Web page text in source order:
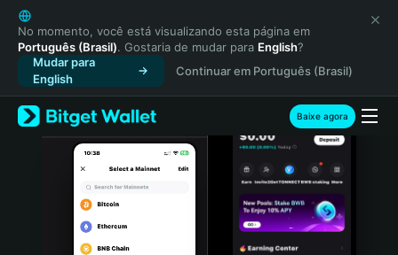
English
日本語
Tiếng Việt
Русский
Español (Latinoamérica)
Türkçe
Italiano
Português (Portugal)
No momento, você está visualizando esta página em
Português (Brasil). Gostaria de mudar para English?
Mudar para
English
Continuar em Português (Brasil)
Baixe agora